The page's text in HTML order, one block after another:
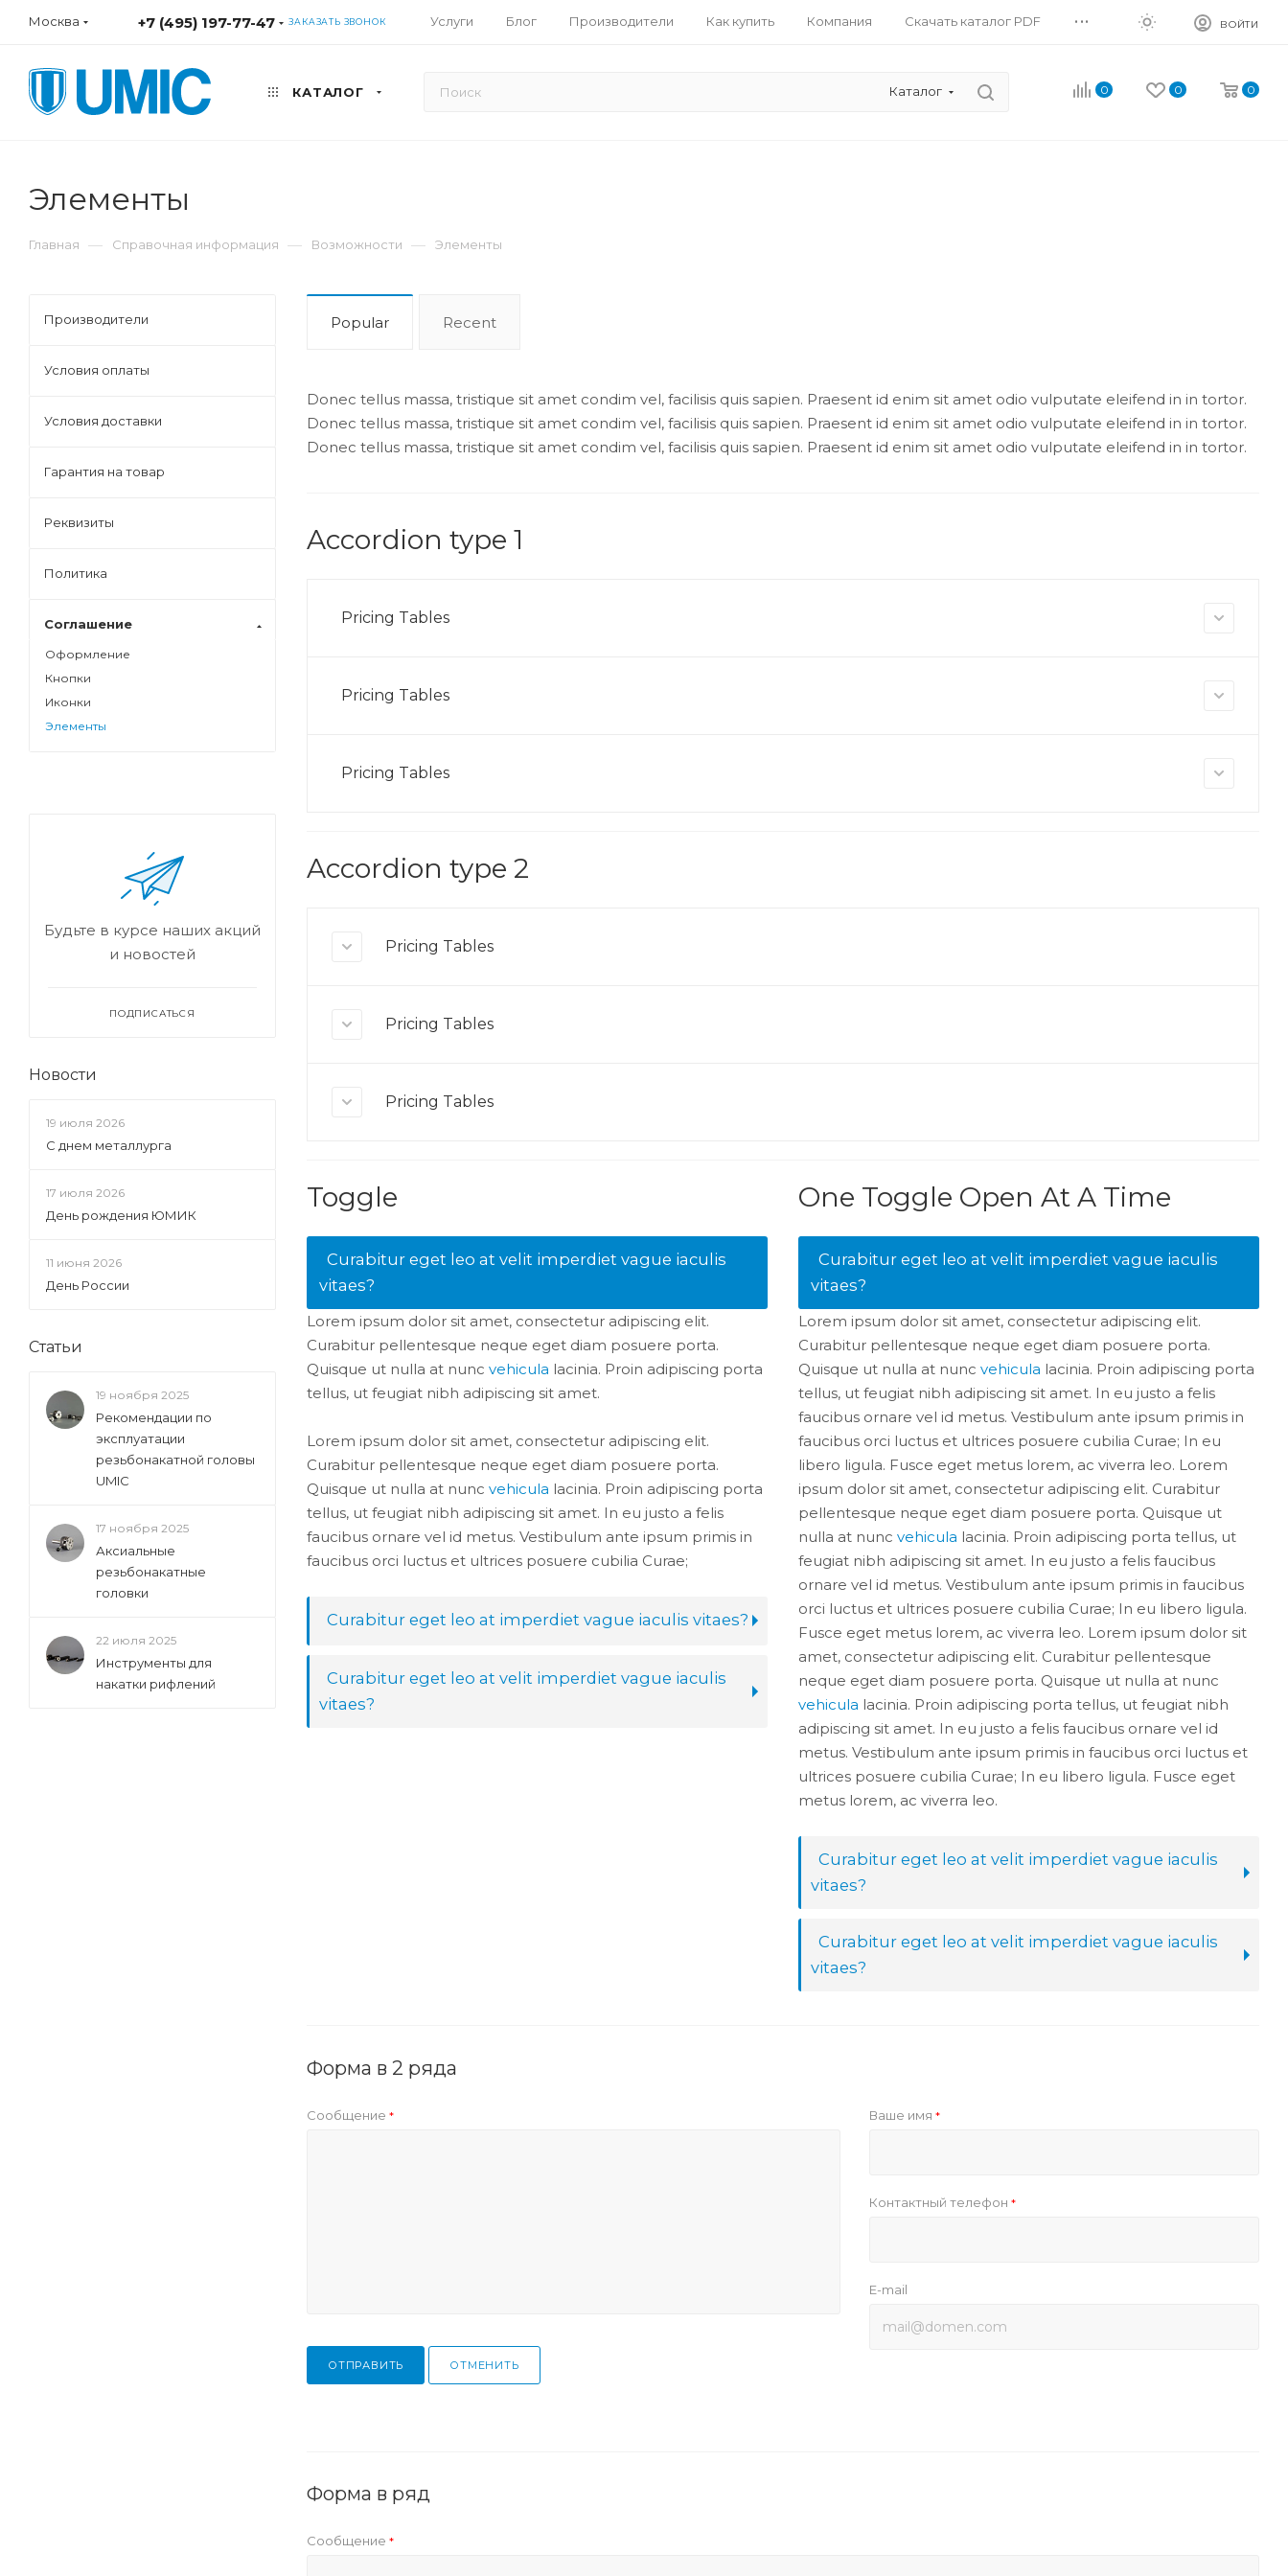
Москва +7 (495) 197-77-47 ЗАКАЗАТЬ ЗВОНОК Услуги Блог Производители Как купить Компания Скачать каталог PDF ... ВОЙТИ
КАТАЛОГ Каталог 0 0 0
Элементы
Главная — Справочная информация — Возможности — Элементы
Popular Recent
Donec tellus massa, tristique sit amet condim vel, facilisis quis sapien. Praesent id enim sit amet odio vulputate eleifend in in tortor.
Donec tellus massa, tristique sit amet condim vel, facilisis quis sapien. Praesent id enim sit amet odio vulputate eleifend in in tortor.
Donec tellus massa, tristique sit amet condim vel, facilisis quis sapien. Praesent id enim sit amet odio vulputate eleifend in in tortor.
Accordion type 1
Pricing Tables
Pricing Tables
Pricing Tables
Accordion type 2
Pricing Tables
Pricing Tables
Pricing Tables
Toggle
Curabitur eget leo at velit imperdiet vague iaculis
vitaes?
Lorem ipsum dolor sit amet, consectetur adipiscing elit.
Curabitur pellentesque neque eget diam posuere porta.
Quisque ut nulla at nunc vehicula lacinia. Proin adipiscing porta
tellus, ut feugiat nibh adipiscing sit amet.
Lorem ipsum dolor sit amet, consectetur adipiscing elit.
Curabitur pellentesque neque eget diam posuere porta.
Quisque ut nulla at nunc vehicula lacinia. Proin adipiscing porta
tellus, ut feugiat nibh adipiscing sit amet. In eu justo a felis
faucibus ornare vel id metus. Vestibulum ante ipsum primis in
faucibus orci luctus et ultrices posuere cubilia Curae;
Curabitur eget leo at imperdiet vague iaculis vitaes?
Curabitur eget leo at velit imperdiet vague iaculis
vitaes?
One Toggle Open At A Time
Curabitur eget leo at velit imperdiet vague iaculis
vitaes?
Lorem ipsum dolor sit amet, consectetur adipiscing elit.
Curabitur pellentesque neque eget diam posuere porta.
Quisque ut nulla at nunc vehicula lacinia. Proin adipiscing porta
tellus, ut feugiat nibh adipiscing sit amet. In eu justo a felis
faucibus ornare vel id metus. Vestibulum ante ipsum primis in
faucibus orci luctus et ultrices posuere cubilia Curae; In eu
libero ligula. Fusce eget metus lorem, ac viverra leo. Lorem
ipsum dolor sit amet, consectetur adipiscing elit. Curabitur
pellentesque neque eget diam posuere porta. Quisque ut
nulla at nunc vehicula lacinia. Proin adipiscing porta tellus, ut
feugiat nibh adipiscing sit amet. In eu justo a felis faucibus
ornare vel id metus. Vestibulum ante ipsum primis in faucibus
orci luctus et ultrices posuere cubilia Curae; In eu libero ligula.
Fusce eget metus lorem, ac viverra leo. Lorem ipsum dolor sit
amet, consectetur adipiscing elit. Curabitur pellentesque
neque eget diam posuere porta. Quisque ut nulla at nunc
vehicula lacinia. Proin adipiscing porta tellus, ut feugiat nibh
adipiscing sit amet. In eu justo a felis faucibus ornare vel id
metus. Vestibulum ante ipsum primis in faucibus orci luctus et
ultrices posuere cubilia Curae; In eu libero ligula. Fusce eget
metus lorem, ac viverra leo.
Curabitur eget leo at velit imperdiet vague iaculis
vitaes?
Curabitur eget leo at velit imperdiet vague iaculis
vitaes?
Форма в 2 ряда
Сообщение * Ваше имя *
Контактный телефон *
E-mail
ОТПРАВИТЬ ОТМЕНИТЬ
Форма в ряд
Сообщение *
Производители
Условия оплаты
Условия доставки
Гарантия на товар
Реквизиты
Политика
Соглашение
Оформление
Кнопки
Иконки
Элементы
Будьте в курсе наших акций
и новостей
ПОДПИСАТЬСЯ
Новости
19 июля 2026
С днем металлурга
17 июля 2026
День рождения ЮМИК
11 июня 2026
День России
Статьи
19 ноября 2025
Рекомендации по
эксплуатации
резьбонакатной головы
UMIC
17 ноября 2025
Аксиальные
резьбонакатные
головки
22 июля 2025
Инструменты для
накатки рифлений